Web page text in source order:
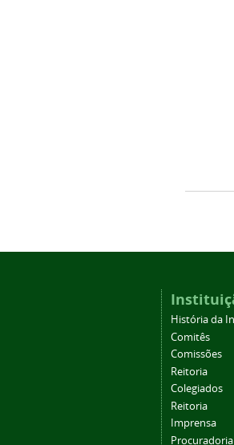
História da
Comitês
Comissões
Reitoria
Colegiados
Reitoria
Imprensa
Procuradoria